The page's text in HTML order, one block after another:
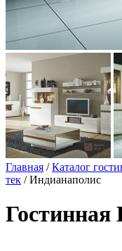
Главная /Каталог
тек / Индианаполис
Гостинная